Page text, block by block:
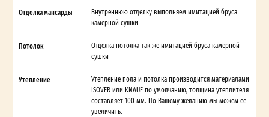
Отделка мансарды
Внутреннюю отделку выполняем имитацией бруса
камерной сушки
Потолок
Отделка потолка так же имитацией бруса камерной
сушки
Утепление
Утепление пола и потолка производится материалами
ISOVER или KNAUF по умолчанию, толщина утеплителя
составляет 100 мм. По Вашему желанию мы можем ее
увеличить.